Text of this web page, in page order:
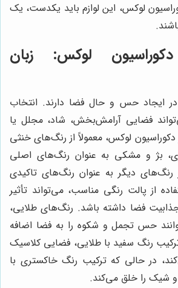
لوکس، این لوازم باید یکدست، یک
لوکس: زبان
ایجاد حس و حال فضا دارند. انتخاب
فضایی آرامش‌بخش، شاد، مجلل یا
دکوراسیون لوکس، معمولاً از رنگ‌های خنثی
بژ و مشکی به عنوان رنگ‌های اصلی
رنگ‌های دیگر به عنوان رنگ‌های تاکیدی
از پالت رنگی مناسب، می‌تواند تأثیر
فضا داشته باشد. رنگ‌های طلایی،
حس تجمل و شکوه را به فضا اضافه
ترکیب رنگ سفید با طلایی، فضایی کلاسیک
در حالی که ترکیب رنگ خاکستری با
و شیک را خلق می‌کند.